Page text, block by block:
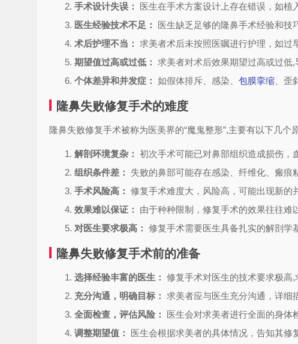
手术设计失误：
医生在手术方案设计上存在错误，如植
医生经验技术不足：
医生缺乏足够的隆鼻手术经验和技
术后护理不当： 求美者术后未按照医嘱进行护理，如过
期望值过高或过低： 求美者对术后效果期望过高或过低,
个体差异和并发症： 如假体排斥、感染、 包膜挛缩 、
隆鼻失败修复手术的难度
隆鼻失败修复手术被称为医美界的“魔鬼整形”,主要有以下几个
解剖环境复杂： 初次手术可能已对鼻部组织造成损伤，
组织条件差：
失败的鼻部可能存在感染、纤维化、瘢痕
手术风险高： 修复手术难度大，风险高，可能出现新的
效果难以保证：
由于种种限制，修复手术的效果往往难
对医生要求极高： 修复手术需要医生具备扎实的解剖学
隆鼻失败修复手术前的准备
选择经验丰富的医生： 修复手术对医生的技术要求极高,
充分沟通，明确目标： 求美者应与医生充分沟通，详细
全面检查，评估风险：
医生会对求美者进行全面的身体
调整期望值：
医生会根据求美者的具体情况，告知其修